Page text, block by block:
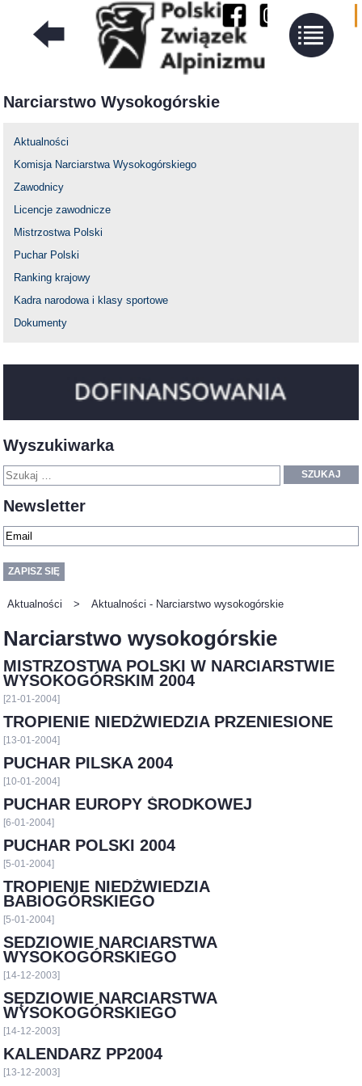
Narciarstwo Wysokogórskie
Aktualności
Komisja Narciarstwa Wysokogórskiego
Zawodnicy
Licencje zawodnicze
Mistrzostwa Polski
Puchar Polski
Ranking krajowy
Kadra narodowa i klasy sportowe
Dokumenty
Wyszukiwarka
SZUKAJ
Newsletter
Aktualności > Aktualności - Narciarstwo wysokogórskie
Narciarstwo wysokogórskie
MISTRZOSTWA POLSKI W NARCIARSTWIE
WYSOKOGÓRSKIM 2004
[21-01-2004]
TROPIENIE NIEDŹWIEDZIA PRZENIESIONE
[13-01-2004]
PUCHAR PILSKA 2004
[10-01-2004]
PUCHAR EUROPY ŚRODKOWEJ
[6-01-2004]
PUCHAR POLSKI 2004
[5-01-2004]
TROPIENIE NIEDŹWIEDZIA
BABIOGÓRSKIEGO
[5-01-2004]
SEDZIOWIE NARCIARSTWA
WYSOKOGÓRSKIEGO
[14-12-2003]
SĘDZIOWIE NARCIARSTWA
WYSOKOGÓRSKIEGO
[14-12-2003]
KALENDARZ PP2004
[13-12-2003]